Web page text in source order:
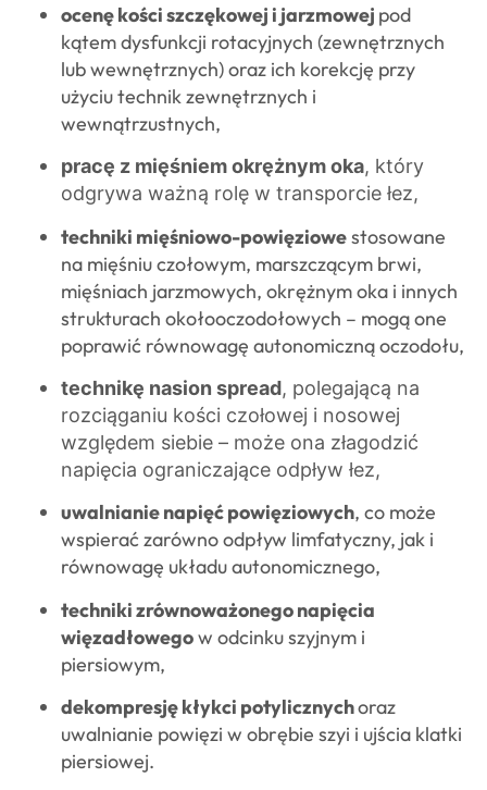
ocenę kości szczękowej i jarzmowej pod
kątem dysfunkcji rotacyjnych (zewnętrznych
lub wewnętrznych) oraz ich korekcję przy
użyciu technik zewnętrznych i
wewnątrzustnych,
pracę z mięśniem okrężnym oka, który
odgrywa ważną rolę w transporcie łez,
techniki mięśniowo-powięziowestosowane
na mięśniu czołowym, marszczącym brwi,
mięśniach jarzmowych, okrężnym oka i innych
strukturach okołooczodołowych – mogą one
poprawić równowagę autonomiczną oczodołu,
technikę nasion spread, polegającą na
rozciąganiu kości czołowej i nosowej
względem siebie – może ona złagodzić
napięcia ograniczające odpływ łez,
uwalnianie napięć powięziowych, co może
wspierać zarówno odpływ limfatyczny, jak i
równowagę układu autonomicznego,
techniki zrównoważonego napięcia
więzadłowegow odcinku szyjnym i
piersiowym,
dekompresję kłykci potylicznychoraz
uwalnianie powięzi w obrębie szyi i ujścia klatki
piersiowej.